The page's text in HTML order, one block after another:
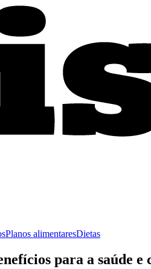
Planos alimentaresDietas
para a saúde e